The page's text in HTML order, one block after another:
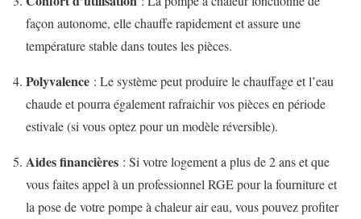
façon autonome, elle chauffe rapidement et assure une
température stable dans toutes les pièces.
Polyvalence : Le système peut produire le chauffage et l’eau
chaude et pourra également rafraichir vos pièces en période
estivale (si vous optez pour un modèle réversible).
Aides financières : Si votre logement a plus de 2 ans et que
vous faites appel à un professionnel RGE pour la fourniture et
la pose de votre pompe à chaleur air eau, vous pouvez profiter